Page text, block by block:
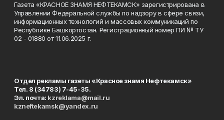
Газета «КРАСНОЕ ЗНАМЯ НЕФТЕКАМСК» зарегистрирована в
Управлении Федеральной службы по надзору в сфере связи,
информационных технологий и массовых коммуникаций по
Республике Башкортостан. Регистрационный номер ПИ № ТУ
02 - 01880 от 11.06.2025 г.
Отдел рекламы газеты «Красное знамя Нефтекамск»
Тел. 8 (34783) 7-45-35.
Эл. почта: kzreklama@mail.ru
kzneftekamsk@yandex.ru